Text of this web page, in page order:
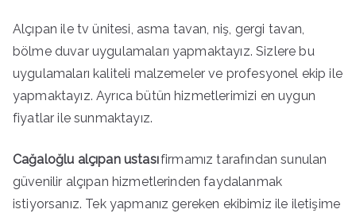
Alçıpan ile tv ünitesi, asma tavan, niş, gergi tavan,
bölme duvar uygulamaları yapmaktayız. Sizlere bu
uygulamaları kaliteli malzemeler ve profesyonel ekip ile
yapmaktayız. Ayrıca bütün hizmetlerimizi en uygun
fiyatlar ile sunmaktayız.
Cağaloğlu alçıpan ustasıfirmamız tarafından sunulan
güvenilir alçıpan hizmetlerinden faydalanmak
istiyorsanız. Tek yapmanız gereken ekibimiz ile iletişime